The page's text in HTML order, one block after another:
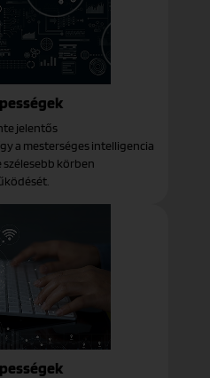
jelentős
a mesterséges intelligencia
szélesebb körben